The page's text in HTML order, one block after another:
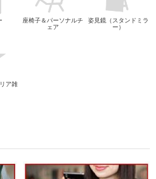
座椅子＆パーソナルチ
ェア
姿見鏡（スタンドミラ
ー）
ア雑